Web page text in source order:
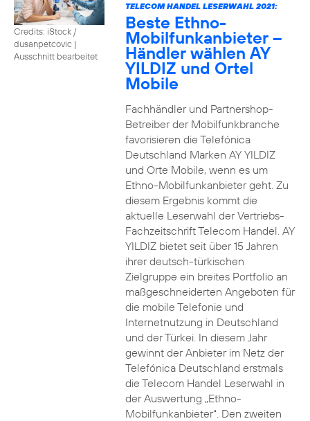
Credits: iStock /
dusanpetcovic |
Ausschnitt bearbeitet
TELECOM HANDEL LESERWAHL 2021:
Beste Ethno-
Mobilfunkanbieter –
Händler wählen AY
YILDIZ und Ortel
Mobile
Fachhändler und Partnershop-
Betreiber der Mobilfunkbranche
favorisieren die Telefónica
Deutschland Marken AY YILDIZ
und Orte Mobile, wenn es um
Ethno-Mobilfunkanbieter geht. Zu
diesem Ergebnis kommt die
aktuelle Leserwahl der Vertriebs-
Fachzeitschrift Telecom Handel. AY
YILDIZ bietet seit über 15 Jahren
ihrer deutsch-türkischen
Zielgruppe ein breites Portfolio an
maßgeschneiderten Angeboten für
die mobile Telefonie und
Internetnutzung in Deutschland
und der Türkei. In diesem Jahr
gewinnt der Anbieter im Netz der
Telefónica Deutschland erstmals
die Telecom Handel Leserwahl in
der Auswertung „Ethno-
Mobilfunkanbieter“. Den zweiten